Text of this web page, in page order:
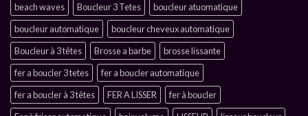
beach waves Boucleur 3 Tetes
boucleur atuomatique
boucleur automatique
boucleur cheveux automatique
Boucleur à 3 têtes
Brosse a barbe
brosse lissante
fer a boucler 3 tetes
fer a boucler automatique
fer a boucler à 3 têtes
FER A LISSER
fer à boucler